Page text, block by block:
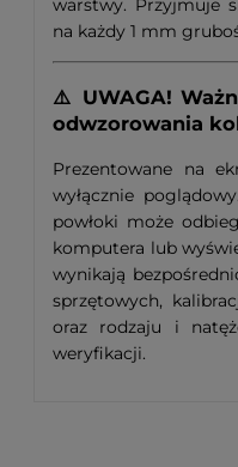
warstwy. Przyjmuje
na każdy 1 mm
⚠️ UWAGA!
odwzorowania
Prezentowane na
wyłącznie
powłoki może
komputera lub
wynikają
sprzętowych,
oraz rodzaju i
weryfikacji.